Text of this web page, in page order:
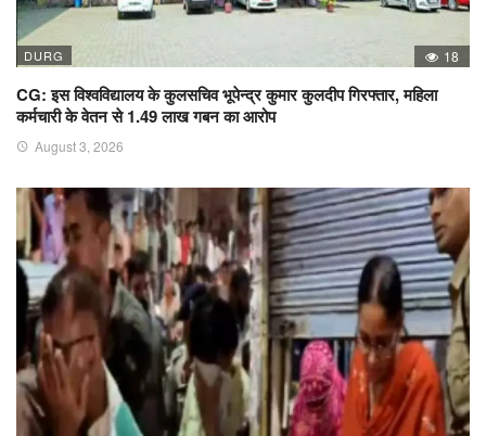
DURG 18
CG: इस विश्वविद्यालय के कुलसचिव भूपेन्द्र कुमार कुलदीप गिरफ्तार, महिला
कर्मचारी के वेतन से 1.49 लाख गबन का आरोप
August 3, 2026